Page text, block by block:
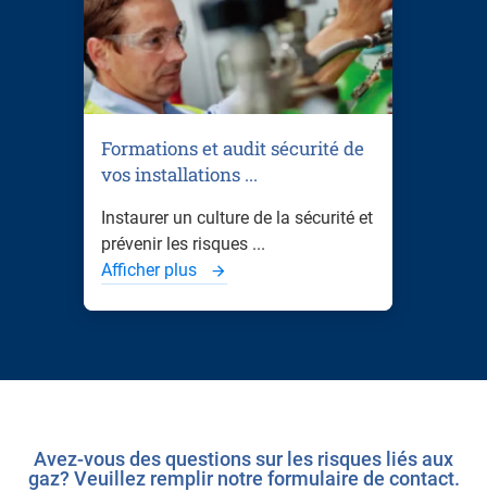
Formations et audit sécurité de
vos installations ...
Instaurer un culture de la sécurité et
prévenir les risques ...
Afficher plus
Avez-vous des questions sur les risques liés aux
gaz? Veuillez remplir notre formulaire de contact.